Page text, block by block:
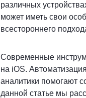
различных
может иметь свои
всестороннего
Современные
на iOS.
аналитики помогают
данной статье мы